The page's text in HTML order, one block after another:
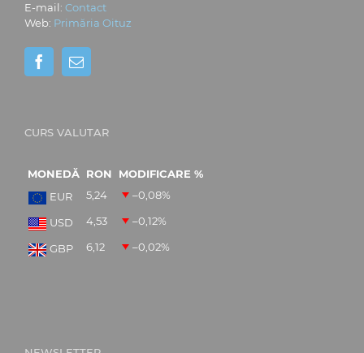
E-mail: Contact
Web: Primăria Oituz
CURS VALUTAR
MONEDĂ RON
MODIFICARE %
EUR
5,24 –0,08%
USD 4,53 –0,12%
GBP 6,12 –0,02%